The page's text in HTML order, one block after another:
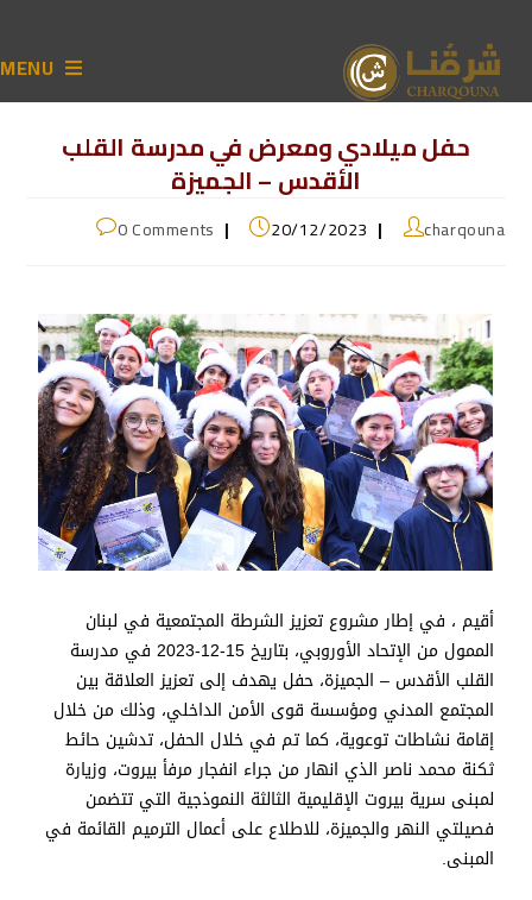
MENU
حفل ميلادي ومعرض في مدرسة القلب
الأقدس – الجميزة
charqouna
20/12/2023
0 Comments
أقيم ، في إطار مشروع تعزيز الشرطة المجتمعية في لبنان
الممول من الإتحاد الأوروبي، بتاريخ 15-12-2023 في مدرسة
القلب الأقدس – الجميزة، حفل يهدف إلى تعزيز العلاقة بين
المجتمع المدني ومؤسسة قوى الأمن الداخلي، وذلك من خلال
إقامة نشاطات توعوية، كما تم في خلال الحفل، تدشين حائط
ثكنة محمد ناصر الذي انهار من جراء انفجار مرفأ بيروت، وزيارة
لمبنى سرية بيروت الإقليمية الثالثة النموذجية التي تتضمن
فصيلتي النهر والجميزة، للاطلاع على أعمال الترميم القائمة في
المبنى.